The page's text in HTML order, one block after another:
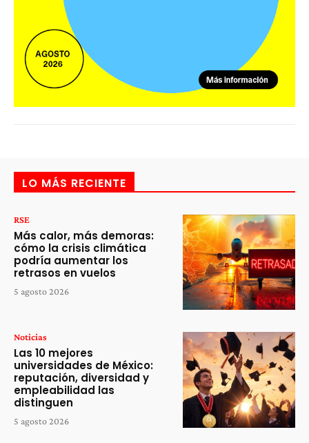
LO MÁS RECIENTE
RSE
Más calor, más demoras:
cómo la crisis climática
podría aumentar los
retrasos en vuelos
5 agosto 2026
Noticias
Las 10 mejores
universidades de México:
reputación, diversidad y
empleabilidad las
distinguen
5 agosto 2026